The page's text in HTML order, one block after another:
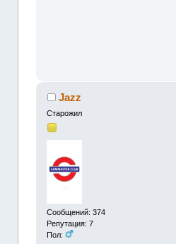
Jazz
Старожил
Сообщений: 374
Репутация: 7
Пол: